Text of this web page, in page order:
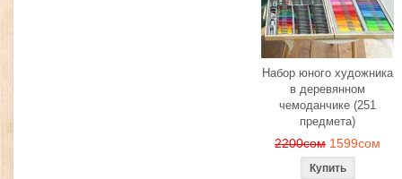
Набор юного художника
в деревянном
чемоданчике (251
предмета)
2200сом 1599сом